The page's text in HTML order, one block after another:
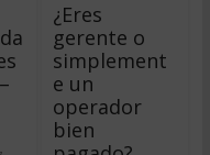
¿Eres
gerente o
simplement
e un
operador
bien